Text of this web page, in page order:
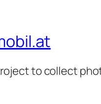
to collect